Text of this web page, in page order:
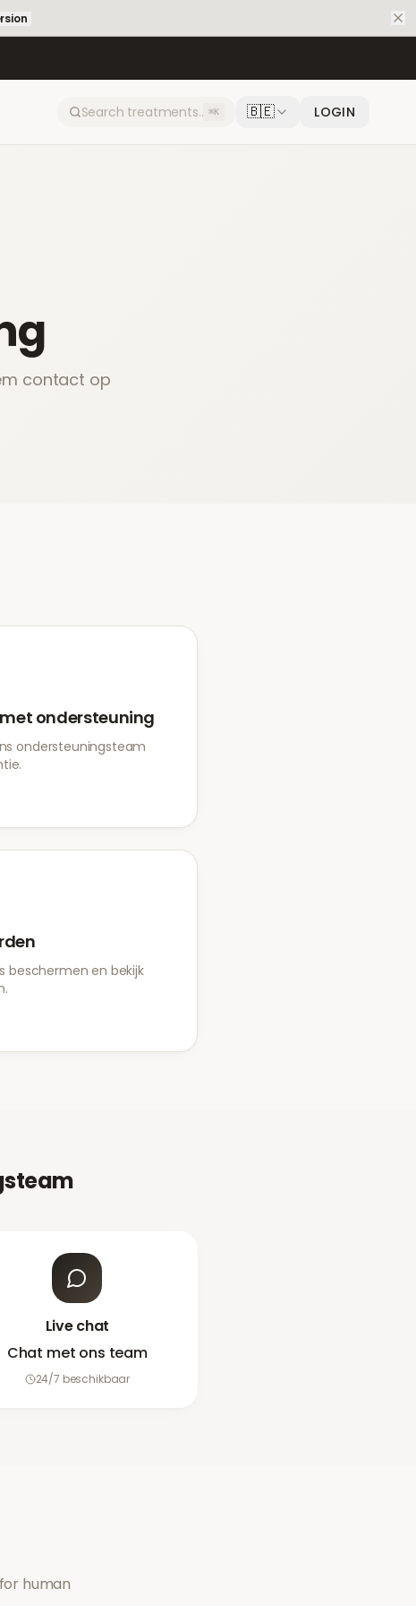
⌘K 🇧🇪 LOGIN
contact op
ondersteuning
ondersteuningsteam
beschermen en bekijk
Live chat
Chat met ons team
24/7 beschikbaar
human